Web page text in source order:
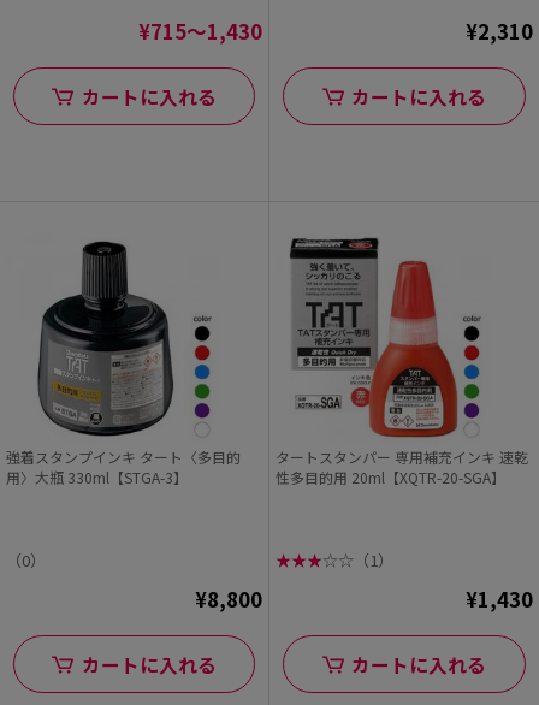
¥715～1,430
カートに入れる
¥2,310
カートに入れる
強着スタンプインキ タート〈多目的
用〉大瓶 330ml【STGA-3】
（0）
¥8,800
カートに入れる
タートスタンパー 専用補充インキ 速乾
性多目的用 20ml【XQTR-20-SGA】
★★★☆☆ （1）
¥1,430
カートに入れる